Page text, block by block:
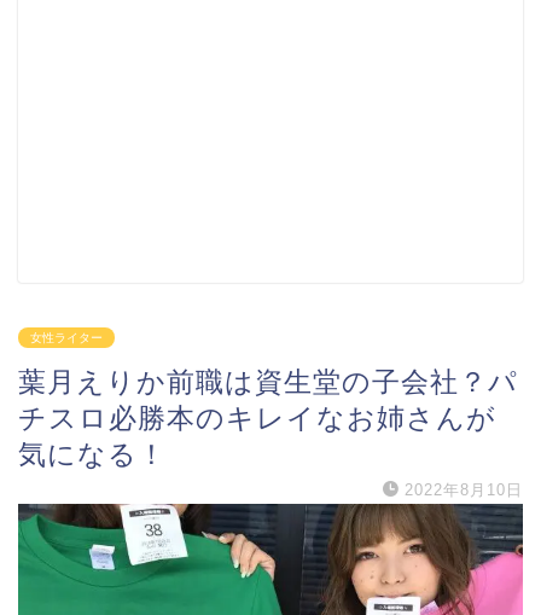
女性ライター
葉月えりか前職は資生堂の子会社？パ
チスロ必勝本のキレイなお姉さんが
気になる！
2022年8月10日